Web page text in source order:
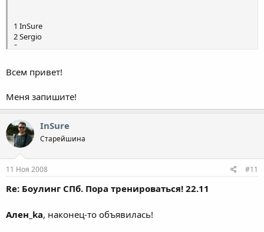
1 InSure
2 Sergio
3 хома
Всем привет!
Меня запишите!
InSure
Старейшина
11 Ноя 2008 #11
Re: Боулинг СПб. Пора тренироваться! 22.11
Ален_ka, наконец-то объявилась!